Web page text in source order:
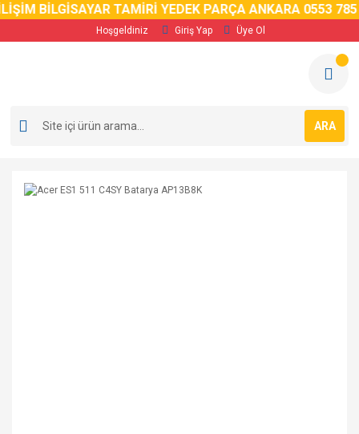
BİLGİSAYAR TAMİRİ YEDEK PARÇA ANKARA 0553 785
Hoşgeldiniz Giriş Yap Üye Ol
ARA